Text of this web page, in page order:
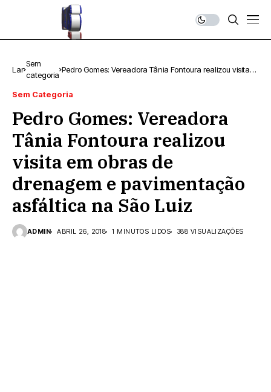
Lar
Sem
categoria
Pedro Gomes: Vereadora Tânia Fontoura realizou visita
São Luiz
Sem Categoria
Pedro Gomes: Vereadora
Tânia Fontoura realizou
visita em obras de
drenagem e pavimentação
asfáltica na São Luiz
ADMIN ABRIL 26, 2018 1 MINUTOS LIDOS 388 VISUALIZAÇÕES